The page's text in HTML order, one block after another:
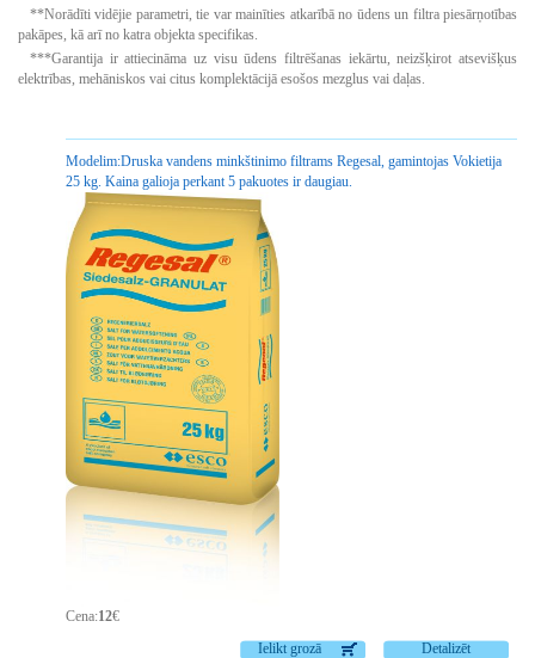
**Norādīti vidējie parametri, tie var mainīties atkarībā no ūdens un filtra piesārņotības
pakāpes, kā arī no katra objekta specifikas.
***Garantija ir attiecināma uz visu ūdens filtrēšanas iekārtu, neizšķirot atsevišķus
elektrības, mehāniskos vai citus komplektācijā esošos mezglus vai daļas.
Modelim:Druska vandens minkštinimo filtrams Regesal, gamintojas Vokietija
25 kg. Kaina galioja perkant 5 pakuotes ir daugiau.
Cena:12€
Detalizēt
Ielikt grozā